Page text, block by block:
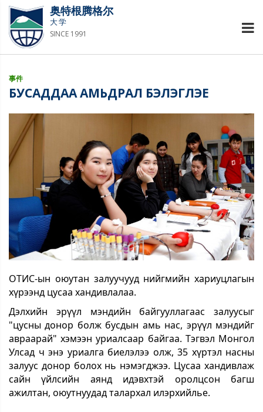
奥特根腾格尔
大学
SINCE 1991
事件
БУСАДДАА АМЬДРАЛ БЭЛЭГЛЭЕ
ОТИС-ын оюутан залуучууд нийгмийн хариуцлагын
хүрээнд цусаа хандивлалаа.
Дэлхийн эрүүл мэндийн байгууллагаас залуусыг
"цусны донор болж бусдын амь нас, эрүүл мэндийг
авраарай" хэмээн уриалсаар байгаа. Тэгвэл Монгол
Улсад ч энэ уриалга биелэлээ олж, 35 хүртэл насны
залуус донор болох нь нэмэгджээ. Цусаа хандивлаж
сайн үйлсийн аянд идэвхтэй оролцсон багш
ажилтан, оюутнуудад талархал илэрхийлье.